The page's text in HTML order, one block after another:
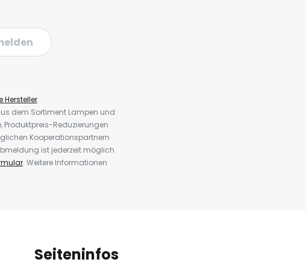
Hersteller.
dem Sortiment Lampen und
Produktpreis-Reduzierungen
Kooperationspartnern
ist jederzeit möglich
. Weitere Informationen
Seiteninfos